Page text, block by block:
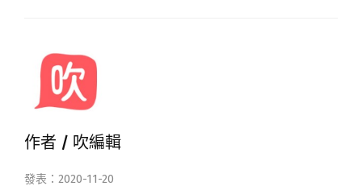
作者 / 吹編輯
發表：2020-11-20